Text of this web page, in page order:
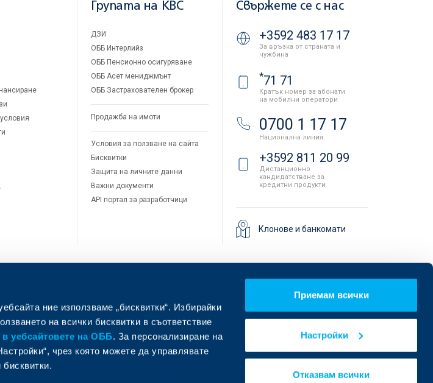
ние използваме „бисквитки“. Избирайки
на всички бисквитки в съответствие
уебсайтовете на ОББ. За персонализиране на
чрез която можете да управлявате
Приемам всички
Настройки
Отказвам всички
Групата на KBC
ДЗИ
ОББ Интерлийз
ОББ Пенсионно осигуряване
ОББ Асет мениджмънт
ОББ Застрахователен брокер
Продажба на имоти
Условия за ползване на сайта
Бисквитки
Защита на личните данни
Важни документи
API портал за разработчици
Свържете се с нас
+3592 483 17 17
За връзка от страната и
чужбина
*71 71
Кратък номер за абонати
на мобилни оператори
0700 1 17 17
Национална линия
+3592 811 20 99
Дистанционно
кандидатстване за
кредитни продукти
Клонове и банкомати
Намерете ни в социалните мрежи: